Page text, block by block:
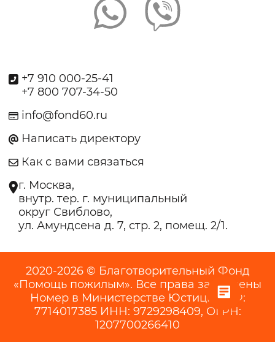
+7 910 000-25-41
+7 800 707-34-50
info@fond60.ru
Написать директору
Как с вами связаться
г. Москва,
внутр. тер. г. муниципальный
округ Свиблово,
ул. Амундсена д. 7, стр. 2, помещ. 2/1.
2020-2026 © Благотворительный Фонд
«Помощь пожилым». Все права защищены
Номер в Министерстве Юстиции РФ:
7714017385 ИНН: 9729298409, ОГРН:
1207700266410